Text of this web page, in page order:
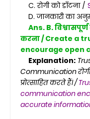
C. रोगी को डाँटना /
D. जानकारी का
Ans. B.
करना / Create a
encourage open
Explanation:
Communication
प्रोत्साहित करते हैं। /
communication
accurate